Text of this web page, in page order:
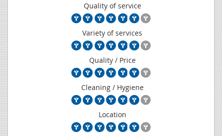
Quality of service
Variety of services
Quality / Price
Cleaning / Hygiene
Location